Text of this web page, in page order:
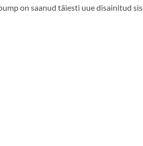
on saanud täiesti uue disainitud